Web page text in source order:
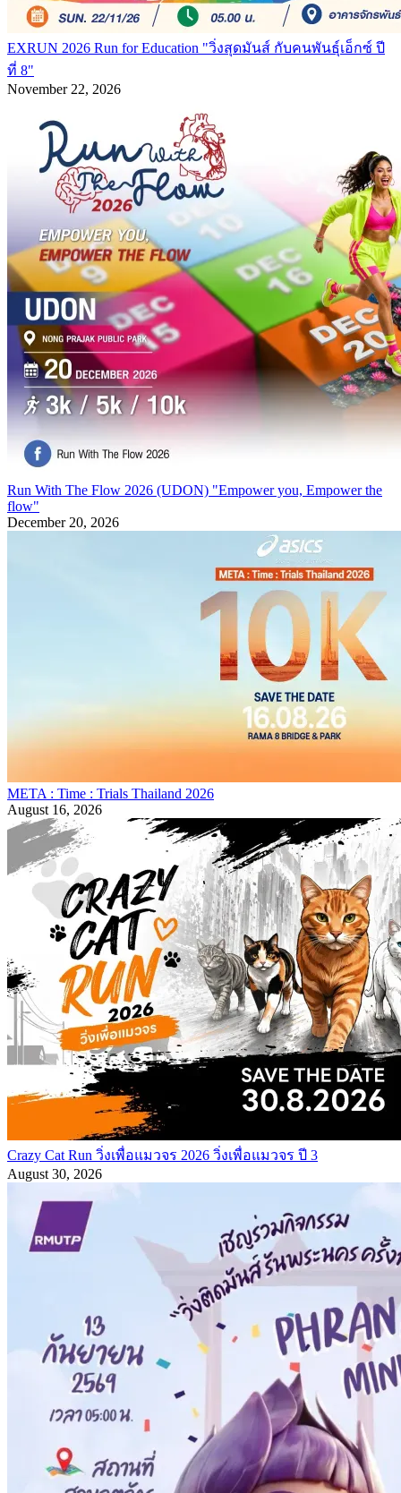
EXRUN 2026 Run for Education "วิ่งสุดมันส์ กับคนพันธุ์เอ็กซ์ ปี
ที่ 8"
November 22, 2026
Run With The Flow 2026 (UDON) "Empower you, Empower the
flow"
December 20, 2026
META : Time : Trials Thailand 2026
August 16, 2026
Crazy Cat Run วิ่งเพื่อแมวจร 2026 วิ่งเพื่อแมวจร ปี 3
August 30, 2026